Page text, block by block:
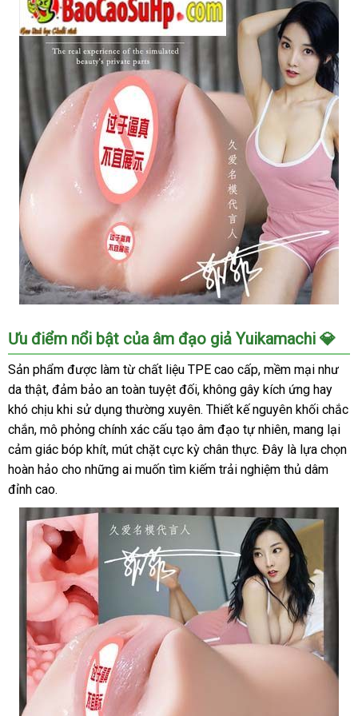
giả
cầm
Yuikamachi
mềm
tiện
dụng
kích
thích
Âm
đạo
giả
cầm
tay
Yuikamachi
mềm
mại
tiện
dụng
kích
thích
Ưu điểm nổi bật của âm đạo giả Yuikamachi 💎
Sản phẩm được làm từ chất liệu TPE cao cấp, mềm mại như
da thật, đảm bảo an toàn tuyệt đối, không gây kích ứng hay
khó chịu khi sử dụng thường xuyên. Thiết kế nguyên khối chắc
chắn, mô phỏng chính xác cấu tạo âm đạo tự nhiên, mang lại
cảm giác bóp khít, mút chặt cực kỳ chân thực. Đây là lựa chọn
hoàn hảo cho những ai muốn tìm kiếm trải nghiệm thủ dâm
đỉnh cao.